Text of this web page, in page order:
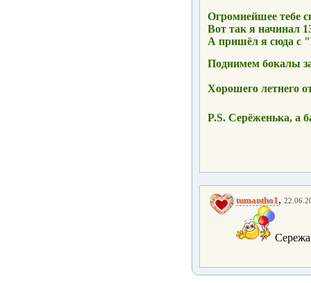
Огромнейшее тебе
Вот так я начинал
А пришёл я сюда с
Поднимем бокалы
Хорошего летнего
P.S. Серёженька, а
tumantho1,